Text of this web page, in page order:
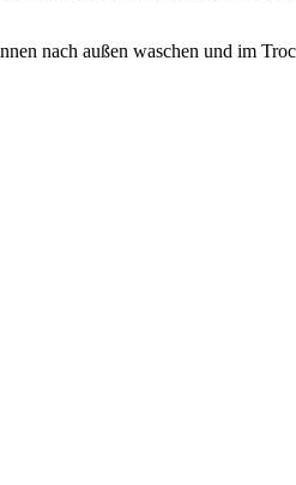
nach außen waschen und im